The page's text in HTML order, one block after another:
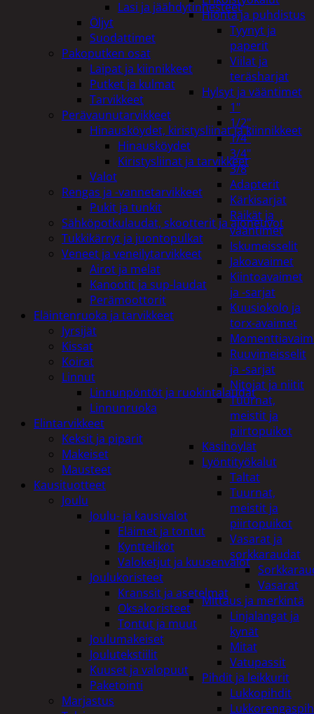
Hionta ja puhdistus
Tyynyt ja
paperit
Viilat ja
teräsharjat
Hylsyt ja vääntimet
1"
1/2"
1/4"
3/4"
3/8
Adapterit
Kärkisarjat
Räikät ja
vääntimet
Iskumeisselit
Jakoavaimet
Kiintoavaimet
ja -sarjat
Kuusiokolo ja
torx-avaimet
Ruuvimeisselit
ja -sarjat
Nitojat ja niitit
Tuurnat,
meistit ja
piirtopuikot
Käsihöylät
Lyöntityökalut
Taltat
Tuurnat,
meistit ja
piirtopuikot
Vasarat ja
sorkkaraudat
Vasarat
Mittaus ja merkintä
Linjalangat ja
kynät
Mitat
Vatupassit
Pihdit ja leikkurit
Lukkopihdit
Lasi ja jäähdytinnesteet
Öljyt
Suodattimet
Pakoputken osat
Laipat ja kiinnikkeet
Putket ja kulmat
Tarvikkeet
Perävaunutarvikkeet
Hinausköydet, kiristysliinat ja kiinnikkeet
Hinausköydet
Kiristysliinat ja tarvikkeet
Valot
Rengas ja -vannetarvikkeet
Pukit ja tunkit
Sähköpotkulaudat, skootterit ja ajoneuvot
Tukkikärryt ja juontopulkat
Veneet ja veneilytarvikkeet
Airot ja melat
Kanootit ja sup-laudat
Perämoottorit
Eläintenruoka ja tarvikkeet
Jyrsijät
Kissat
Koirat
Linnut
Linnunpöntöt ja ruokintalaudat
Linnunruoka
Elintarvikkeet
Keksit ja piparit
Makeiset
Mausteet
Kausituotteet
Joulu
Joulu- ja kausivalot
Eläimet ja tontut
Kyntteliköt
Valoketjut ja kuusenvalot
Joulukoristeet
Kranssit ja asetelmat
Oksakoristeet
Tontut ja muut
Joulumakeiset
Joulutekstiilit
Kuuset ja valopuut
Paketointi
Marjastus